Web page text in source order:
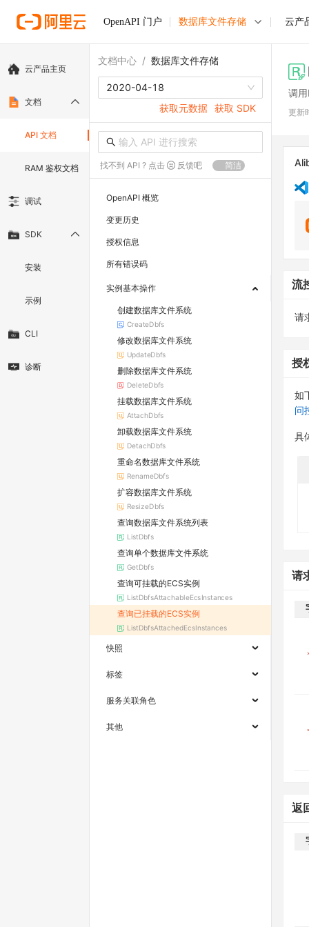
OpenAPI 门户 数据库文件存储 云产
云产品主页
文档
API 文档
RAM 鉴权文档
调试
SDK
安装
示例
CLI
诊断
文档中心 / 数据库文件存储
2020-04-18
获取元数据 获取 SDK
找不到 API ? 点击 反馈吧 简洁
OpenAPI 概览
变更历史
授权信息
所有错误码
实例基本操作
创建数据库文件系统
CreateDbfs
修改数据库文件系统
UpdateDbfs
删除数据库文件系统
DeleteDbfs
挂载数据库文件系统
AttachDbfs
卸载数据库文件系统
DetachDbfs
重命名数据库文件系统
RenameDbfs
扩容数据库文件系统
ResizeDbfs
查询数据库文件系统列表
ListDbfs
查询单个数据库文件系统
GetDbfs
查询可挂载的ECS实例
ListDbfsAttachableEcsInstances
查询已挂载的ECS实例
ListDbfsAttachedEcsInstances
快照
标签
服务关联角色
其他
调
更新
流
请
授
如
问
具
请
返